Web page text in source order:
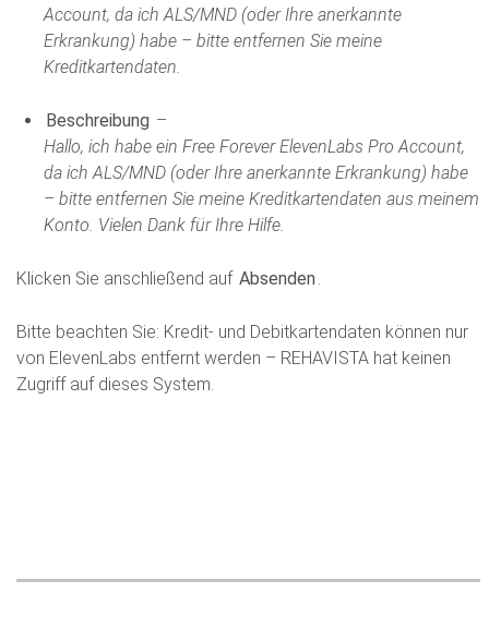
Account, da ich ALS/MND (oder Ihre anerkannte
Erkrankung) habe – bitte entfernen Sie meine
Kreditkartendaten.
Beschreibung –
Hallo, ich habe ein Free Forever ElevenLabs Pro Account,
da ich ALS/MND (oder Ihre anerkannte Erkrankung) habe
– bitte entfernen Sie meine Kreditkartendaten aus meinem
Konto. Vielen Dank für Ihre Hilfe.
Klicken Sie anschließend auf Absenden .
Bitte beachten Sie: Kredit- und Debitkartendaten können nur
von ElevenLabs entfernt werden – REHAVISTA hat keinen
Zugriff auf dieses System.